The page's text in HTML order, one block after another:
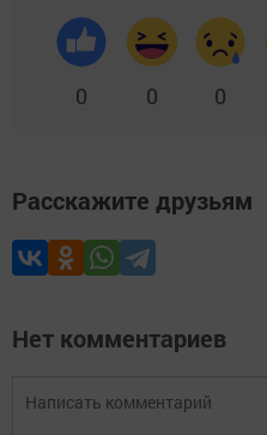
0 0 0
Расскажите друзьям
Нет комментариев